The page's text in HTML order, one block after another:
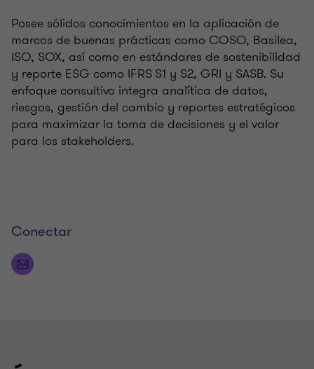
Posee sólidos conocimientos en la aplicación de
marcos de buenas prácticas como COSO, Basilea,
ISO, SOX, así como en estándares de sostenibilidad
y reporte ESG como IFRS S1 y S2, GRI y SASB. Su
enfoque consultivo integra analítica de datos,
riesgos, gestión del cambio y reportes estratégicos
para maximizar la toma de decisiones y el valor
para los stakeholders.
Conectar